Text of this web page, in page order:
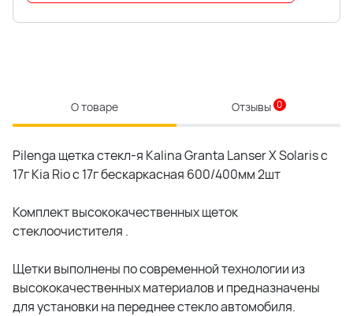
О товаре Отзывы 0
Pilenga щетка стекл-я Kalina Granta Lanser X Solaris c
17г Kia Rio c 17г бескаркасная 600/400мм 2шт
Комплект высококачественных щеток
стеклоочистителя .
Щетки выполнены по современной технологии из
высококачественных материалов и предназначены
для установки на переднее стекло автомобиля.